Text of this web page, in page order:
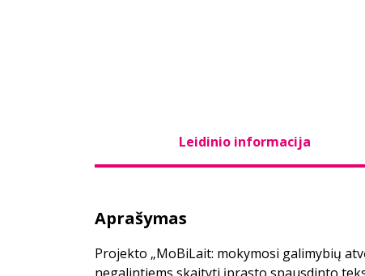
Leidinio informacija
Aprašymas
Projekto „MoBiLait: mokymosi galimybių